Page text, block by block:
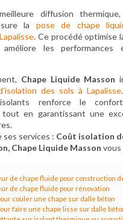
diffusion thermique,
la pose de chape
. Ce procédé optimise
les performances
Chape Liquide Masson
des sols à Lapalisse
isolants renforce le
tout en garantissant une
ses services : Coût isolation
Chape Liquide Masson vous
de chape fluide pour construction
de chape fluide pour rénovation
couler une chape sur dalle béton
faire une chape lisse sur dalle